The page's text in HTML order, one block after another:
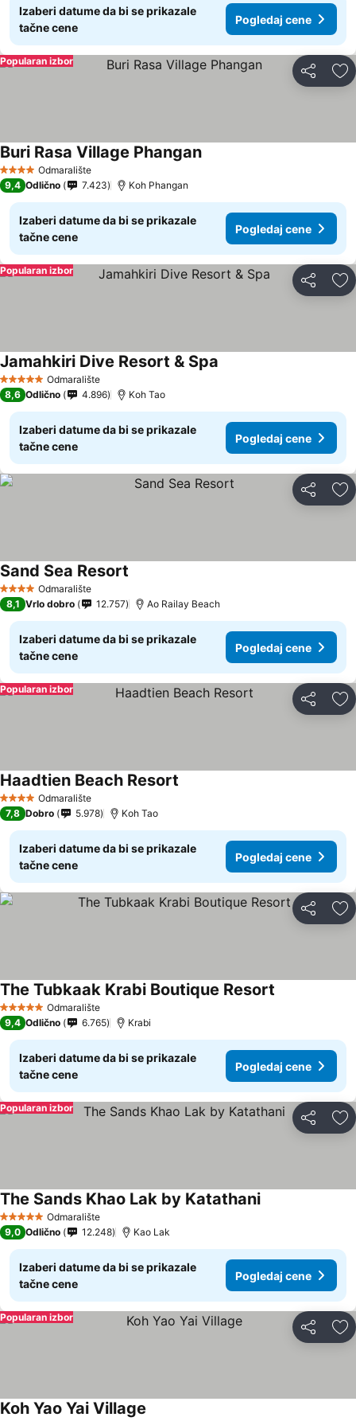
Izaberi datume da bi se prikazale
tačne cene
Pogledaj cene
Deli
Popularan izbor
4 ZvezdiceOdmaralište
Buri Rasa Village Phangan
9,4 Odlično 7.423 Koh Phangan
Izaberi datume da bi se prikazale
tačne cene
Pogledaj cene
Deli
Popularan izbor
5 ZvezdiceOdmaralište
Jamahkiri Dive Resort & Spa
8,6 Odlično 4.896 Koh Tao
Izaberi datume da bi se prikazale
tačne cene
Pogledaj cene
Deli
4 ZvezdiceOdmaralište
Sand Sea Resort
8,1 Vrlo dobro 12.757 Ao Railay Beach
Izaberi datume da bi se prikazale
tačne cene
Pogledaj cene
Deli
Popularan izbor
4 ZvezdiceOdmaralište
Haadtien Beach Resort
7,8 Dobro 5.978 Koh Tao
Izaberi datume da bi se prikazale
tačne cene
Pogledaj cene
Deli
5 ZvezdiceOdmaralište
The Tubkaak Krabi Boutique Resort
9,4 Odlično 6.765 Krabi
Izaberi datume da bi se prikazale
tačne cene
Pogledaj cene
Deli
Popularan izbor
5 ZvezdiceOdmaralište
The Sands Khao Lak by Katathani
9,0 Odlično 12.248 Kao Lak
Izaberi datume da bi se prikazale
tačne cene
Pogledaj cene
Deli
Popularan izbor
Koh Yao Yai Village